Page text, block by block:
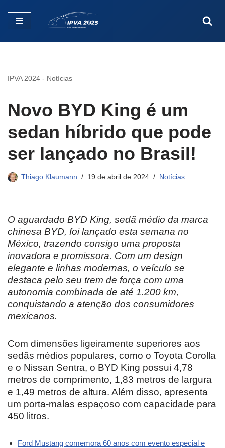
Pular
IPVA 2024 - Notícias
Novo BYD King é um
sedan híbrido que pode
ser lançado no Brasil!
Thiago Klaumann 19 de abril de 2024 Notícias
O aguardado BYD King, sedã médio da marca
chinesa BYD, foi lançado esta semana no
México, trazendo consigo uma proposta
inovadora e promissora. Com um design
elegante e linhas modernas, o veículo se
destaca pelo seu trem de força com uma
autonomia combinada de até 1.200 km,
conquistando a atenção dos consumidores
mexicanos.
Com dimensões ligeiramente superiores aos
sedãs médios populares, como o Toyota Corolla
e o Nissan Sentra, o BYD King possui 4,78
metros de comprimento, 1,83 metros de largura
e 1,49 metros de altura. Além disso, apresenta
um porta-malas espaçoso com capacidade para
450 litros.
Ford Mustang comemora 60 anos com evento especial e